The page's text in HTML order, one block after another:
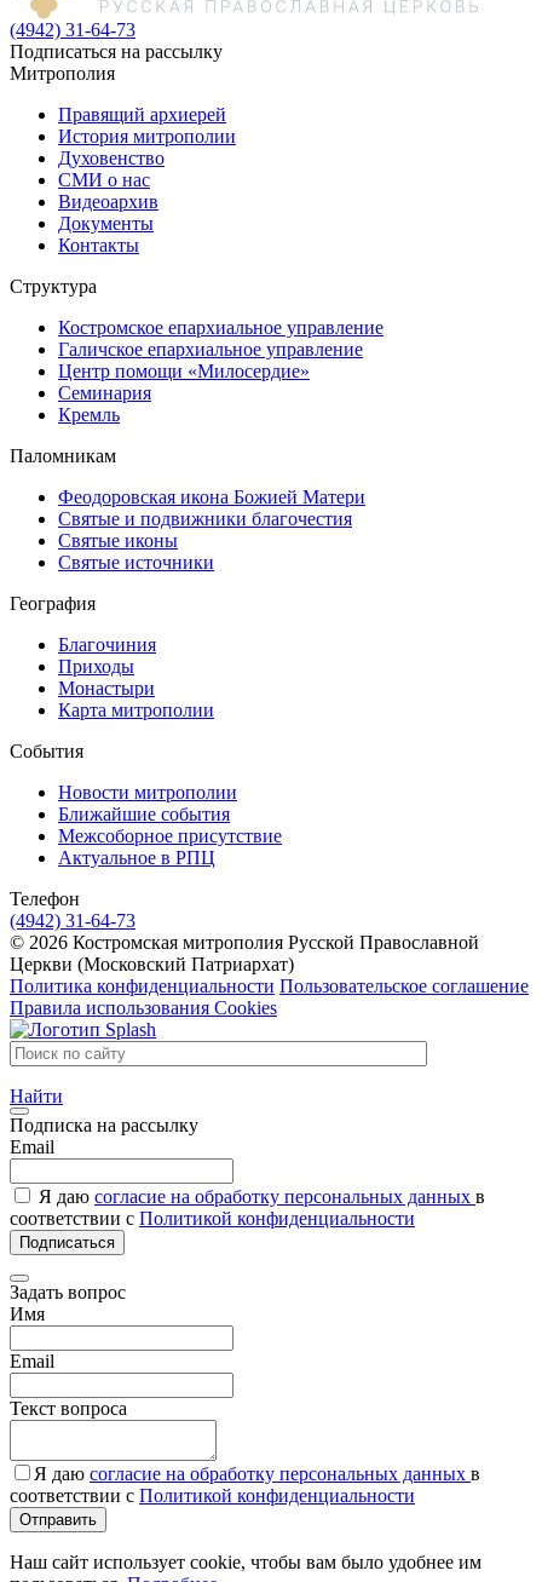
(4942) 31-64-73
Подписаться на рассылку
Митрополия
Правящий архиерей
История митрополии
Духовенство
СМИ о нас
Видеоархив
Документы
Контакты
Структура
Костромское епархиальное управление
Галичское епархиальное управление
Центр помощи «Милосердие»
Семинария
Кремль
Паломникам
Феодоровская икона Божией Матери
Святые и подвижники благочестия
Святые иконы
Святые источники
География
Благочиния
Приходы
Монастыри
Карта митрополии
События
Новости митрополии
Ближайшие события
Межсоборное присутствие
Актуальное в РПЦ
Телефон
(4942) 31-64-73
© 2026 Костромская митрополия Русской Православной
Церкви (Московский Патриархат)
Политика конфиденциальности Пользовательское соглашение
Правила использования Cookies
Найти
Подписка на рассылку
Email
Я даю согласие на обработку персональных данных в
соответствии с Политикой конфиденциальности
Подписаться
Задать вопрос
Имя
Email
Текст вопроса
Я даю согласие на обработку персональных данных в
соответствии с Политикой конфиденциальности
Отправить
Наш сайт использует cookie, чтобы вам было удобнее им